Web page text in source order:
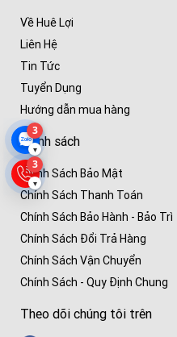
3
▾
3
▾
Về Huê Lợi
Liên Hệ
Tin Tức
Tuyển Dụng
Hướng dẫn mua hàng
Chính sách
Chính Sách Bảo Mật
Chính Sách Thanh Toán
Chính Sách Bảo Hành - Bảo Trì
Chính Sách Đổi Trả Hàng
Chính Sách Vận Chuyển
Chính Sách - Quy Định Chung
Theo dõi chúng tôi trên